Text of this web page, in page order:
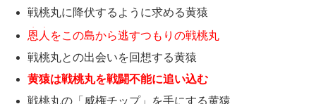
戦桃丸に降伏するように求める黄猿
恩人
・・
をこの島から逃すつもりの戦桃丸
戦桃丸との出会いを回想する黄猿
黄猿は戦桃丸を戦闘不能に追い込む
戦桃丸の「威権チップ」を手にする黄猿